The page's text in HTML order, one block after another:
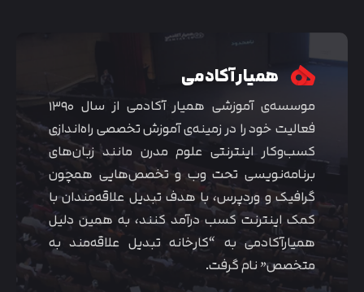
همیار آکادمی
موسسه‌ی آموزشی همیار آکادمی از سال ۱۳۹۰
فعالیت خود را در زمینه‌ی آموزش تخصصی راه‌اندازی
کسب‌و‌کار اینترنتی علوم مدرن مانند زبان‌های
برنامه‌نویسی تحت وب و تخصص‌هایی همچون
گرافیک و وردپرس، با هدف تبدیل علاقه‌مندان با
کمک اینترنت کسب درآمد کنند، به همین دلیل
همیارآکادمی به “کارخانه تبدیل علاقه‌مند به
متخصص” نام گرفت.